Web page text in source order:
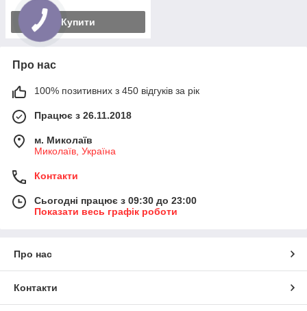
Купити
Про нас
100% позитивних з 450 відгуків за рік
Працює з 26.11.2018
м. Миколаїв
Миколаїв, Україна
Контакти
Сьогодні працює з 09:30 до 23:00
Показати весь графік роботи
Про нас
Контакти